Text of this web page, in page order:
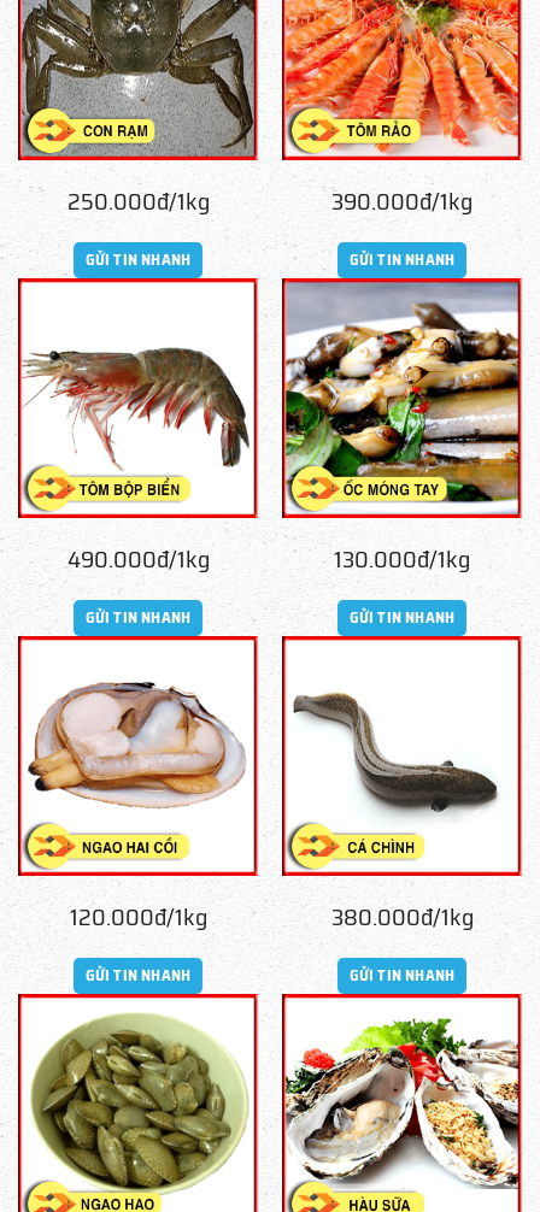
250.000đ/1kg
GỬI TIN NHANH
390.000đ/1kg
GỬI TIN NHANH
490.000đ/1kg
GỬI TIN NHANH
130.000đ/1kg
GỬI TIN NHANH
120.000đ/1kg
GỬI TIN NHANH
380.000đ/1kg
GỬI TIN NHANH